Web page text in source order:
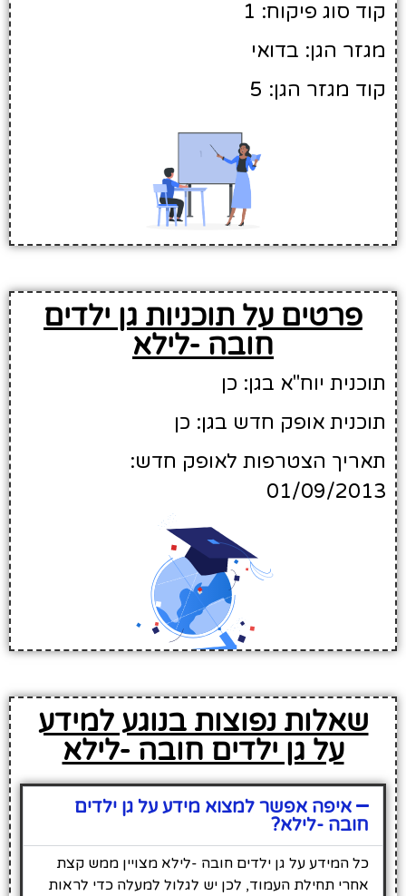
קוד סוג פיקוח: 1
מגזר הגן: בדואי
קוד מגזר הגן: 5
פרטים על תוכניות גן ילדים
חובה -לילא
תוכנית יוח"א בגן: כן
תוכנית אופק חדש בגן: כן
תאריך הצטרפות לאופק חדש:
01/09/2013
שאלות נפוצות בנוגע למידע
על גן ילדים חובה -לילא
איפה אפשר למצוא מידע על גן ילדים
חובה -לילא?
כל המידע על גן ילדים חובה -לילא מצויין ממש קצת
אחרי תחילת העמוד, לכן יש לגלול למעלה כדי לראות